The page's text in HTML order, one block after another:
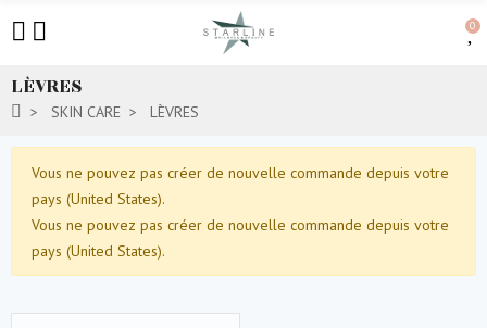
0
LÈVRES
SKIN CARE LÈVRES
Vous ne pouvez pas créer de nouvelle commande depuis votre
pays (United States).
Vous ne pouvez pas créer de nouvelle commande depuis votre
pays (United States).